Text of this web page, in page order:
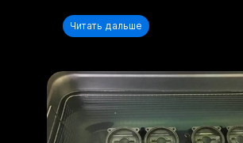
Отправить запрос
Нажимая на кнопку, вы принимаете
Читать дальше